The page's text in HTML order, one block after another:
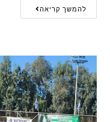
להמשך קריאה